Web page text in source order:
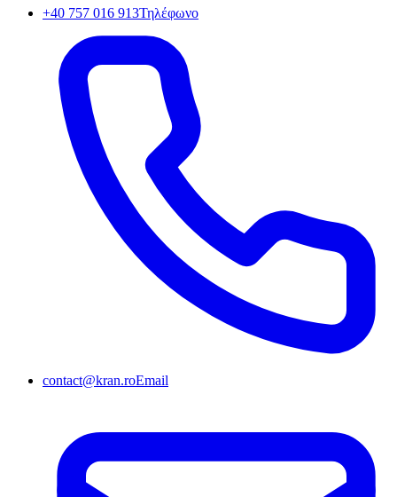
+40 757 016 913Τηλέφωνο
contact@kran.roEmail